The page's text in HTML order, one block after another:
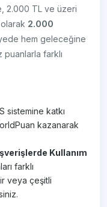
2.000 TL ve üzeri
olarak 2.000
hem geleceğine
puanlarla farklı
sistemine katkı
kazanarak
Kullanım
farklı
veya çeşitli